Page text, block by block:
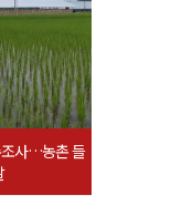
조사…농촌 들